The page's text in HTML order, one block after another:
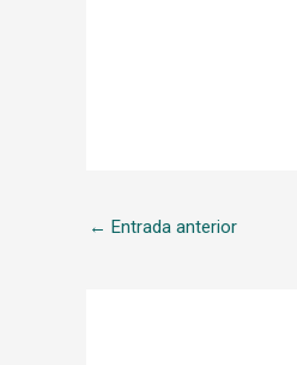
← Entrada anterior